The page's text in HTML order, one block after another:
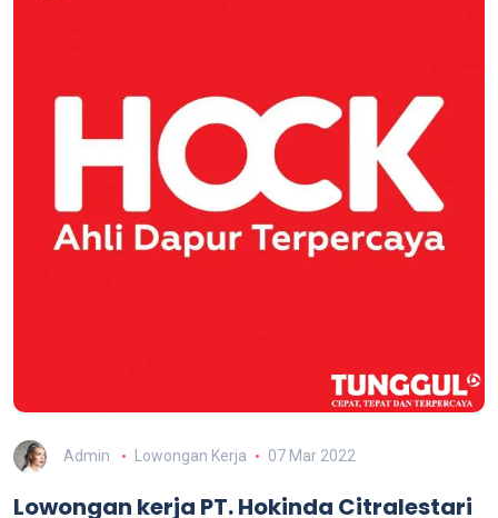
Admin Lowongan Kerja 07 Mar 2022
Lowongan kerja PT. Hokinda Citralestari